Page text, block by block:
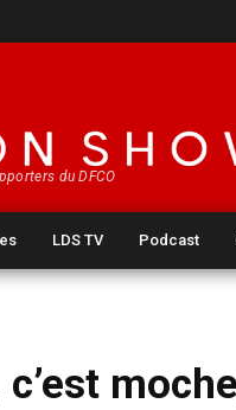
du DFCO
LDS TV Podcast
c’est